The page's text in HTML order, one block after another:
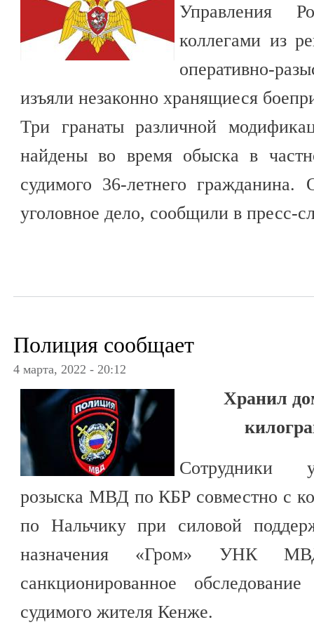
Управления
коллегами из
оперативно-
изъяли незаконно хранящиеся
Три гранаты различной
найдены во время обыска в
судимого 36-летнего гражданина.
уголовное дело, сообщили в пресс-
Полиция сообщает
4 марта, 2022 - 20:12
Хранил
Сотрудники
розыска МВД по КБР совместно с
по Нальчику при силовой
назначения «Гром» УНК
санкционированное
судимого жителя Кенже.